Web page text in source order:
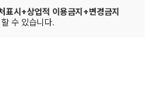
표시+상업적 이용금지+변경금지
수 있습니다.